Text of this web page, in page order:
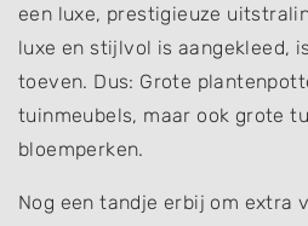
een luxe, prestigieuze
luxe en stijlvol is aangekleed,
toeven. Dus: Grote
tuinmeubels, maar ook grote
bloemperken.
Nog een tandje erbij om extra